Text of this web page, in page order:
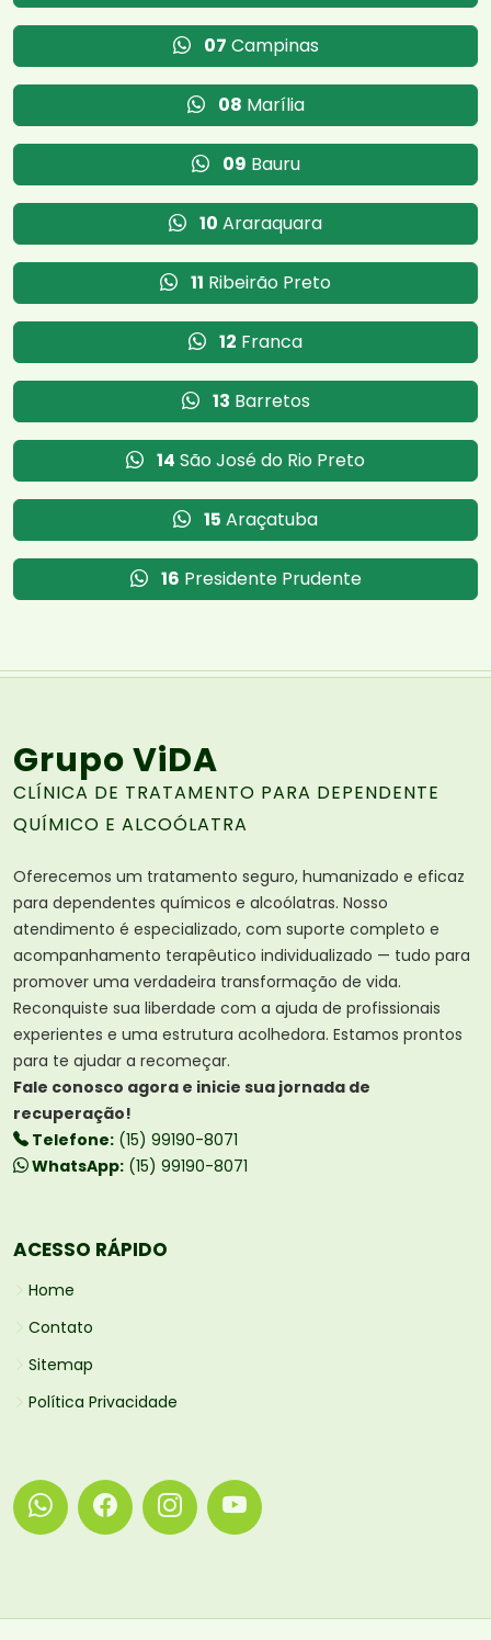
07 Campinas
08 Marília
09 Bauru
10 Araraquara
11 Ribeirão Preto
12 Franca
13 Barretos
14 São José do Rio Preto
15 Araçatuba
16 Presidente Prudente
Grupo ViDA
CLÍNICA DE TRATAMENTO PARA DEPENDENTE
QUÍMICO E ALCOÓLATRA
Oferecemos um tratamento seguro, humanizado e eficaz
para dependentes químicos e alcoólatras. Nosso
atendimento é especializado, com suporte completo e
acompanhamento terapêutico individualizado — tudo para
promover uma verdadeira transformação de vida.
Reconquiste sua liberdade com a ajuda de profissionais
experientes e uma estrutura acolhedora. Estamos prontos
para te ajudar a recomeçar.
Fale conosco agora e inicie sua jornada de
recuperação!
Telefone: (15) 99190-8071
WhatsApp: (15) 99190-8071
ACESSO RÁPIDO
Home
Contato
Sitemap
Política Privacidade